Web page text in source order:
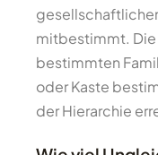
mitbestimmt. Die
bestimmten
oder Kaste
der Hierarchie